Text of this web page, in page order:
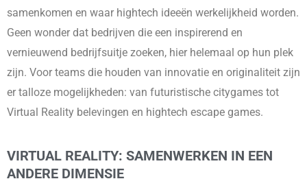
samenkomen en waar hightech ideeën werkelijkheid worden.
Geen wonder dat bedrijven die een inspirerend en
vernieuwend bedrijfsuitje zoeken, hier helemaal op hun plek
zijn. Voor teams die houden van innovatie en originaliteit zijn
er talloze mogelijkheden: van futuristische citygames tot
Virtual Reality belevingen en hightech escape games.
VIRTUAL REALITY: SAMENWERKEN IN EEN
ANDERE DIMENSIE